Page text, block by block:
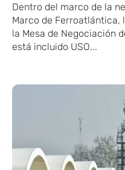
Dentro del marco de la
Marco de Ferroatlántica,
la Mesa de Negociación
está incluido USO...